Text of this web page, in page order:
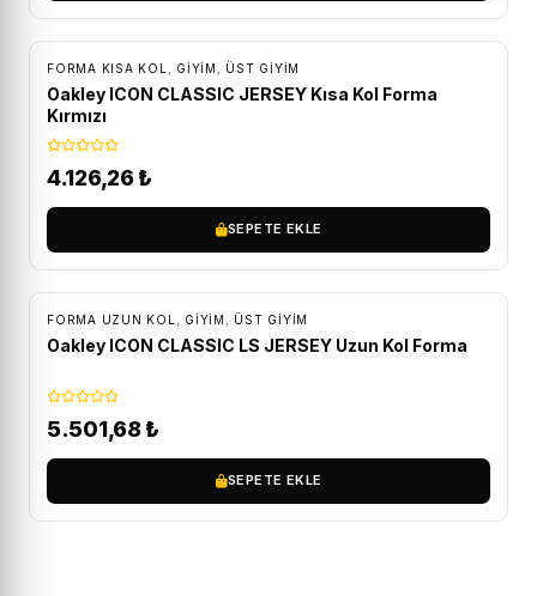
FORMA KISA KOL GİYİM ÜST GIYIM
Oakley ICON CLASSIC JERSEY Kısa Kol Forma
Kırmızı
4.126,26 ₺
SEPETE EKLE
FORMA UZUN KOL GİYİM ÜST GIYIM
Oakley ICON CLASSIC LS JERSEY Uzun Kol Forma
5.501,68 ₺
SEPETE EKLE